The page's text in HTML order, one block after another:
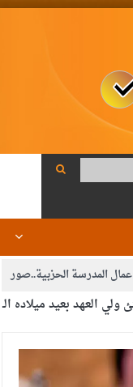
المدرسة الحزبية..صور
في الحقوق والقانون
ولي العهد بعيد ميلاده الـ